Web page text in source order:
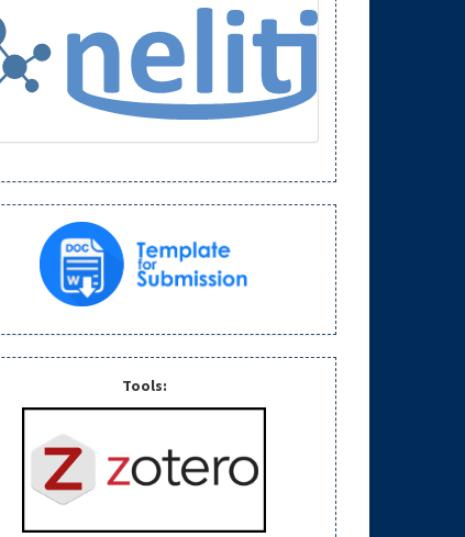
Tools: